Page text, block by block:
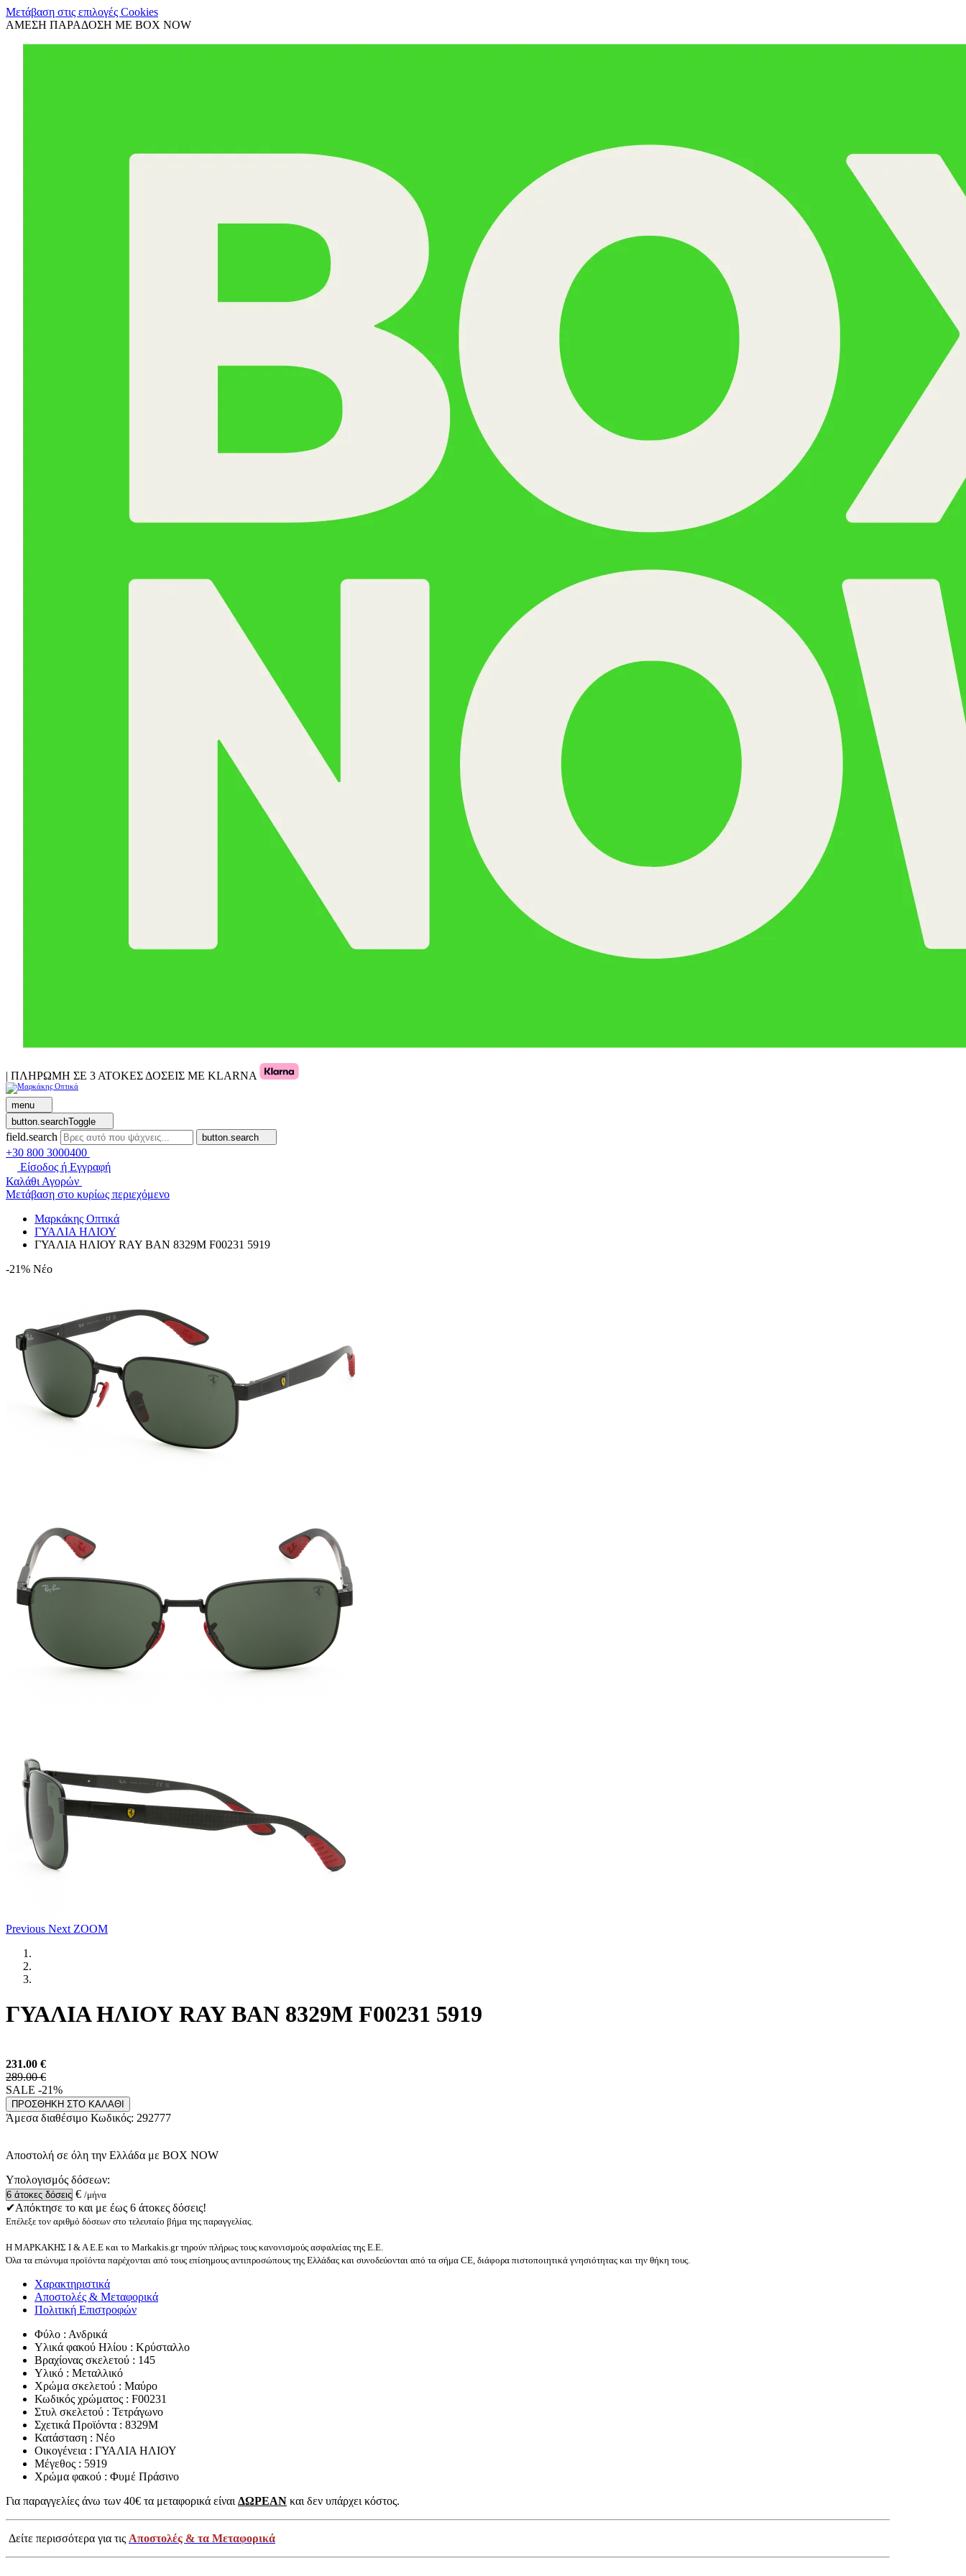
Μετάβαση στις επιλογές Cookies
ΑΜΕΣΗ ΠΑΡΑΔΟΣΗ ΜΕ BOX NOW
| ΠΛΗΡΩΜΗ ΣΕ 3 ΑΤΟΚΕΣ ΔΟΣΕΙΣ ΜΕ KLARNA
menu
button.searchToggle
field.search button.search
+30 800 3000400
Είσοδος ή Εγγραφή
Καλάθι Αγορών
Μετάβαση στο κυρίως περιεχόμενο
Μαρκάκης Οπτικά
ΓΥΑΛΙΑ ΗΛΙΟΥ
ΓΥΑΛΙΑ ΗΛΙΟΥ RAY BAN 8329M F00231 5919
-21% Νέο
Previous Next ZOOM
ΓΥΑΛΙΑ ΗΛΙΟΥ RAY BAN 8329M F00231 5919
231.00 €
289.00 €
SALE -21%
ΠΡΟΣΘΗΚΗ ΣΤΟ ΚΑΛΑΘΙ
Άμεσα διαθέσιμο Κωδικός: 292777
Αποστολή σε όλη την Ελλάδα με BOX NOW
Υπολογισμός δόσεων:
€ /μήνα
✔Απόκτησε το και με έως 6 άτοκες δόσεις!
Επέλεξε τον αριθμό δόσεων στο τελευταίο βήμα της παραγγελίας.
Η ΜΑΡΚΑΚΗΣ Ι & Α Ε.Ε και το Markakis.gr τηρούν πλήρως τους κανονισμούς ασφαλείας της Ε.Ε.
Όλα τα επώνυμα προϊόντα παρέχονται από τους επίσημους αντιπροσώπους της Ελλάδας και συνοδεύονται από τα σήμα CE, διάφορα πιστοποιητικά γνησιότητας και την θήκη τους.
Χαρακτηριστικά
Αποστολές & Μεταφορικά
Πολιτική Επιστροφών
Φύλο : Ανδρικά
Υλικά φακού Ηλίου : Κρύσταλλο
Βραχίονας σκελετού : 145
Υλικό : Μεταλλικό
Χρώμα σκελετού : Μαύρο
Κωδικός χρώματος : F00231
Στυλ σκελετού : Τετράγωνο
Σχετικά Προϊόντα : 8329M
Κατάσταση : Νέο
Οικογένεια : ΓΥΑΛΙΑ ΗΛΙΟΥ
Μέγεθος : 5919
Χρώμα φακού : Φυμέ Πράσινο
Για παραγγελίες άνω των 40€ τα μεταφορικά είναι ΔΩΡΕΑΝ και δεν υπάρχει κόστος.
Δείτε περισσότερα για τις Αποστολές & τα Μεταφορικά